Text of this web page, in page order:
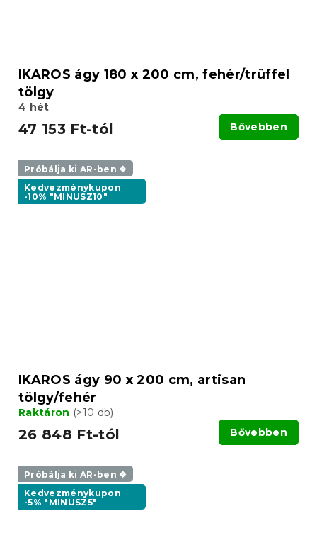
IKAROS ágy 180 x 200 cm, fehér/trüffel
tölgy
4 hét
47 153 Ft-tól Bővebben
Próbálja ki AR-ben ❖
Kedvezménykupon
-10% "MINUSZ10"
IKAROS ágy 90 x 200 cm, artisan
tölgy/fehér
Raktáron (>10 db)
26 848 Ft-tól Bővebben
Próbálja ki AR-ben ❖
Kedvezménykupon
-5% "MINUSZ5"